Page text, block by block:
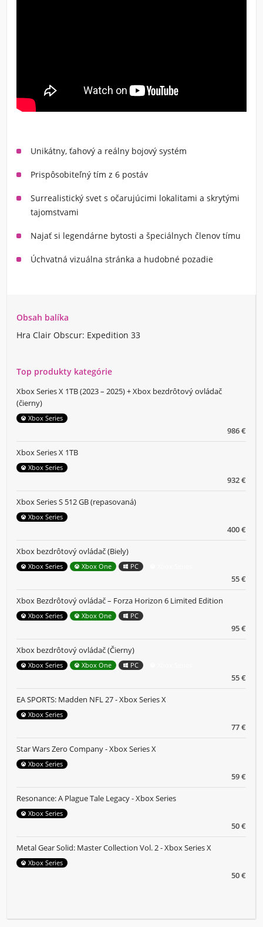
Unikátny, ťahový a reálny bojový systém
Prispôsobiteľný tím z 6 postáv
Surrealistický svet s očarujúcimi lokalitami a skrytými
tajomstvami
Najať si legendárne bytosti a špeciálnych členov tímu
Úchvatná vizuálna stránka a hudobné pozadie
Obsah balíka
Hra Clair Obscur: Expedition 33
Top produkty kategórie
986 €
Xbox Series X 1TB (2023 – 2025) + Xbox bezdrôtový ovládač
(čierny)
Xbox Series
932 €
Xbox Series X 1TB
Xbox Series
400 €
Xbox Series S 512 GB (repasovaná)
Xbox Series
55 €
Xbox bezdrôtový ovládač (Biely)
Xbox Series Xbox One PC
95 €
Xbox Bezdrôtový ovládač – Forza Horizon 6 Limited Edition
Xbox Series Xbox One PC
55 €
Xbox bezdrôtový ovládač (Čierny)
Xbox Series Xbox One PC
77 €
EA SPORTS: Madden NFL 27 - Xbox Series X
Xbox Series
59 €
Star Wars Zero Company - Xbox Series X
Xbox Series
50 €
Resonance: A Plague Tale Legacy - Xbox Series
Xbox Series
50 €
Metal Gear Solid: Master Collection Vol. 2 - Xbox Series X
Xbox Series